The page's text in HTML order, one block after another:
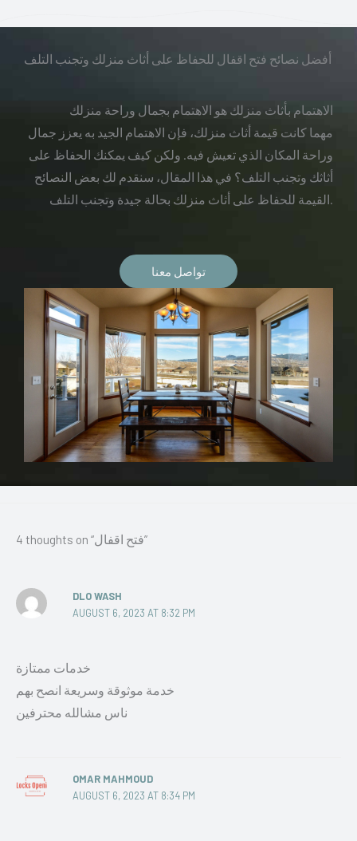
أفضل نصائح فتح اقفال للحفاظ على أثاث منزلك وتجنب التلف
الاهتمام بأثاث منزلك هو الاهتمام بجمال وراحة منزلك
مهما كانت قيمة أثاث منزلك، فإن الاهتمام الجيد به يعزز جمال
وراحة المكان الذي تعيش فيه. ولكن كيف يمكنك الحفاظ على
أثاثك وتجنب التلف؟ في هذا المقال، سنقدم لك بعض النصائح
القيمة للحفاظ على أثاث منزلك بحالة جيدة وتجنب التلف.
تواصل معنا
4 thoughts on “فتح اقفال”
DLO WASH
AUGUST 6, 2023 AT 8:32 PM
خدمات ممتازة
خدمة موثوقة وسريعة انصح بهم
ناس مشالله محترفين
OMAR MAHMOUD
AUGUST 6, 2023 AT 8:34 PM